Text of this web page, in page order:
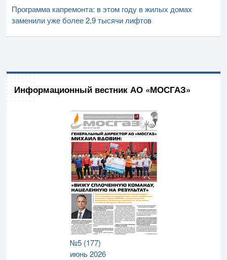
Программа капремонта: в этом году в жилых домах
заменили уже более 2,9 тысячи лифтов
Информационный вестник АО «МОСГАЗ»
№5 (177)
июнь 2026